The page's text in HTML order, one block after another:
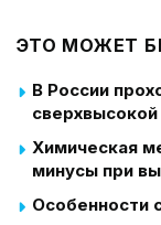
ЭТО МОЖЕТ
В России
Химическая
минусы при
Особенности